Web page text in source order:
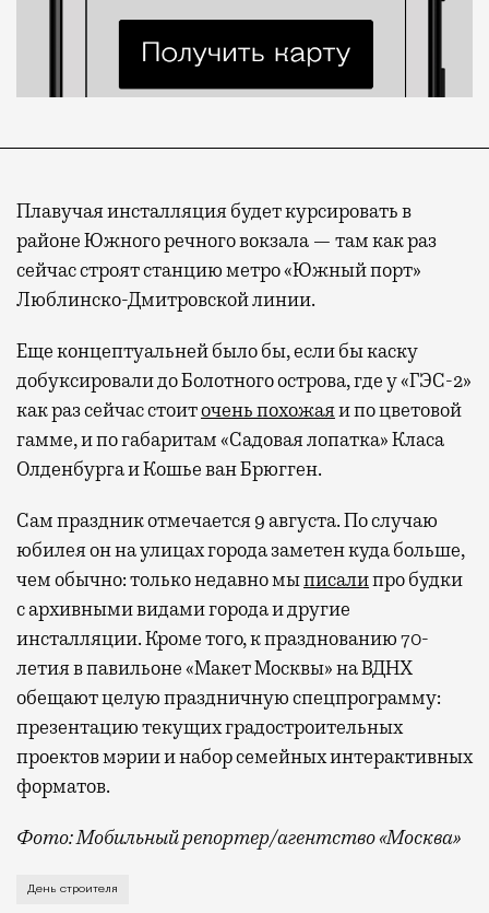
Современный путешественник часто берет
с собой не только чемодан, но и ноутбук.
А ожидание рейса все чаще превращается
спокойно закончить дела или спланировать
активности в путешествии, например
забронировать нужные билеты и рестораны.
Бизнес-зал становится местом, где можно
провести переговоры, поработать или просто
выпить кофе, наблюдая сквозь панорамные
окна за тем, как взлетают и садятся
самолеты. В Москве нет недостатка
несколько — в разных зонах воздушных
Лаунжи доступны на Ленинградском,
Плавучая инсталляция будет курсировать в
районе Южного речного вокзала — там как раз
сейчас строят станцию метро «Южный порт»
Люблинско-Дмитровской линии.
Еще концептуальней было бы, если бы каску
добуксировали до Болотного острова, где у «ГЭС-2»
как раз сейчас стоиточень похожаяи по цветовой
гамме, и по габаритам «Садовая лопатка» Класа
Олденбурга и Кошье ван Брюгген.
Сам праздник отмечается 9 августа. По случаю
юбилея он на улицах города заметен куда больше,
чем обычно: только недавно мыписалипро будки
с архивными видами города и другие
инсталляции. Кроме того, к празднованию 70-
летия в павильоне «Макет Москвы» на ВДНХ
обещают целую праздничную спецпрограмму:
презентацию текущих градостроительных
проектов мэрии и набор семейных интерактивных
форматов.
Фото: Мобильный репортер/агентство «Москва»
Это каска в фирменных цветах департамента
День строителя